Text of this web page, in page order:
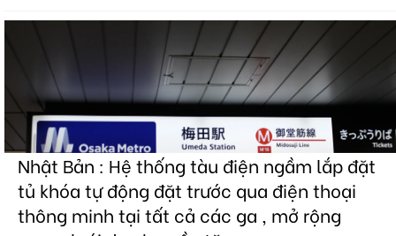
Nhật Bản : Hệ thống tàu điện ngầm lắp đặt
tủ khóa tự động đặt trước qua điện thoại
thông minh tại tất cả các ga , mở rộng